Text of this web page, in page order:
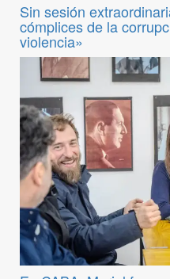
Sin sesión
cómplices de la
violencia»